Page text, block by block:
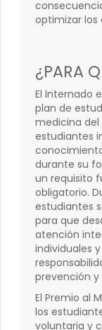
optimizar los
¿PARA
El Internado
plan de
medicina del
estudiantes
durante su
un requisito
obligatorio.
estudiantes
para que
atención
individuales
prevención y
El Premio al
los
voluntaria y